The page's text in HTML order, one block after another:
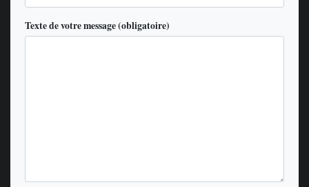
Texte de votre message (obligatoire)